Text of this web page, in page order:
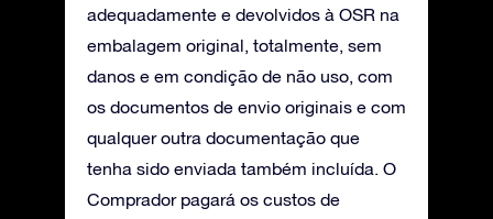
adequadamente e devolvidos à OSR na
embalagem original, totalmente, sem
danos e em condição de não uso, com
os documentos de envio originais e com
qualquer outra documentação que
tenha sido enviada também incluída. O
Comprador pagará os custos de